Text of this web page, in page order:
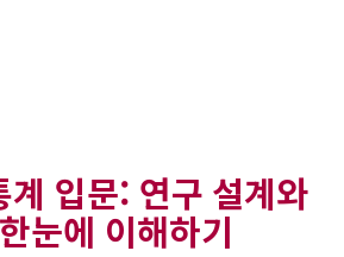
계 입문: 연구 설계와
눈에 이해하기